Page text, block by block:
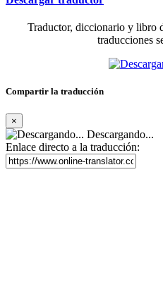
Traductor, diccionario y libro
traducciones
Compartir la traducción
×
Descargando...
Enlace directo a la traducción: